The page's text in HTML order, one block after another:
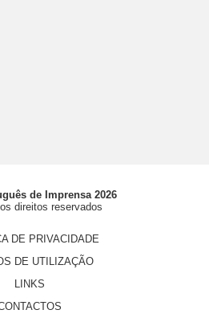
de Imprensa 2026
direitos reservados
DE PRIVACIDADE
DE UTILIZAÇÃO
LINKS